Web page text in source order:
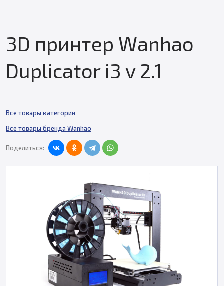
3D принтер Wanhao
Duplicator i3 v 2.1
Все товары категории
Все товары бренда Wanhao
Поделиться: